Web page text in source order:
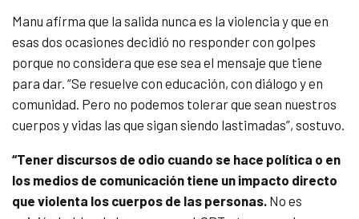
Manu afirma que la salida nunca es la violencia y que en
esas dos ocasiones decidió no responder con golpes
porque no considera que ese sea el mensaje que tiene
para dar. “Se resuelve con educación, con diálogo y en
comunidad. Pero no podemos tolerar que sean nuestros
cuerpos y vidas las que sigan siendo lastimadas”, sostuvo.
“Tener discursos de odio cuando se hace política o en
los medios de comunicación tiene un impacto directo
que violenta los cuerpos de las personas. No es